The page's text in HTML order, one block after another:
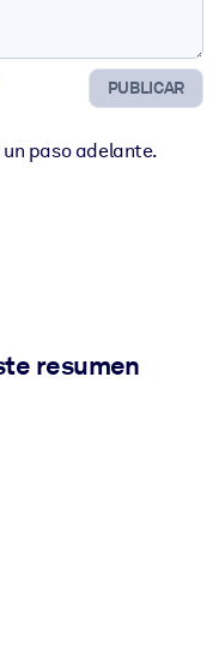
PUBLICAR
paso adelante.
resumen